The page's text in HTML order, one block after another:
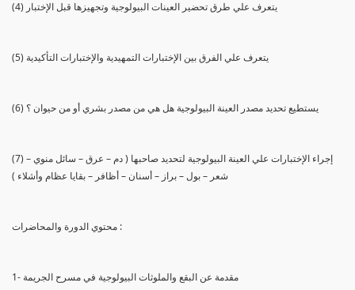
(4) يتعرف علي طرق تحضير العينات البيولوجية وتجهيزها قبل الإختبار
(5) يتعرف علي الفرق بين الإختبارات التمهيدية والإختبارات التأكيدية
(6) يستطيع تحديد مصدر العينة البيولوجية هل هي من مصدر بشري أو من حيوان ؟
(7) إجراء الإختبارات علي العينة البيولوجية لتحديد صاحبها ( دم – عرق – سائل منوي –
شعر – بول – براز – أسنان – أظافر – بقايا عظام وأشلاء )
محتوي الدورة والمحاضرات :
1- مقدمة عن البقع والملوثات البيولوجية في مسرح الجريمة